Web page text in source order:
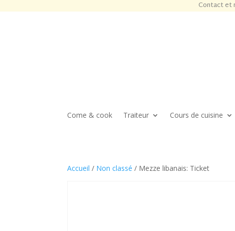
Contact et
Come & cook Traiteur Cours de cuisine
Accueil / Non classé / Mezze libanais: Ticket